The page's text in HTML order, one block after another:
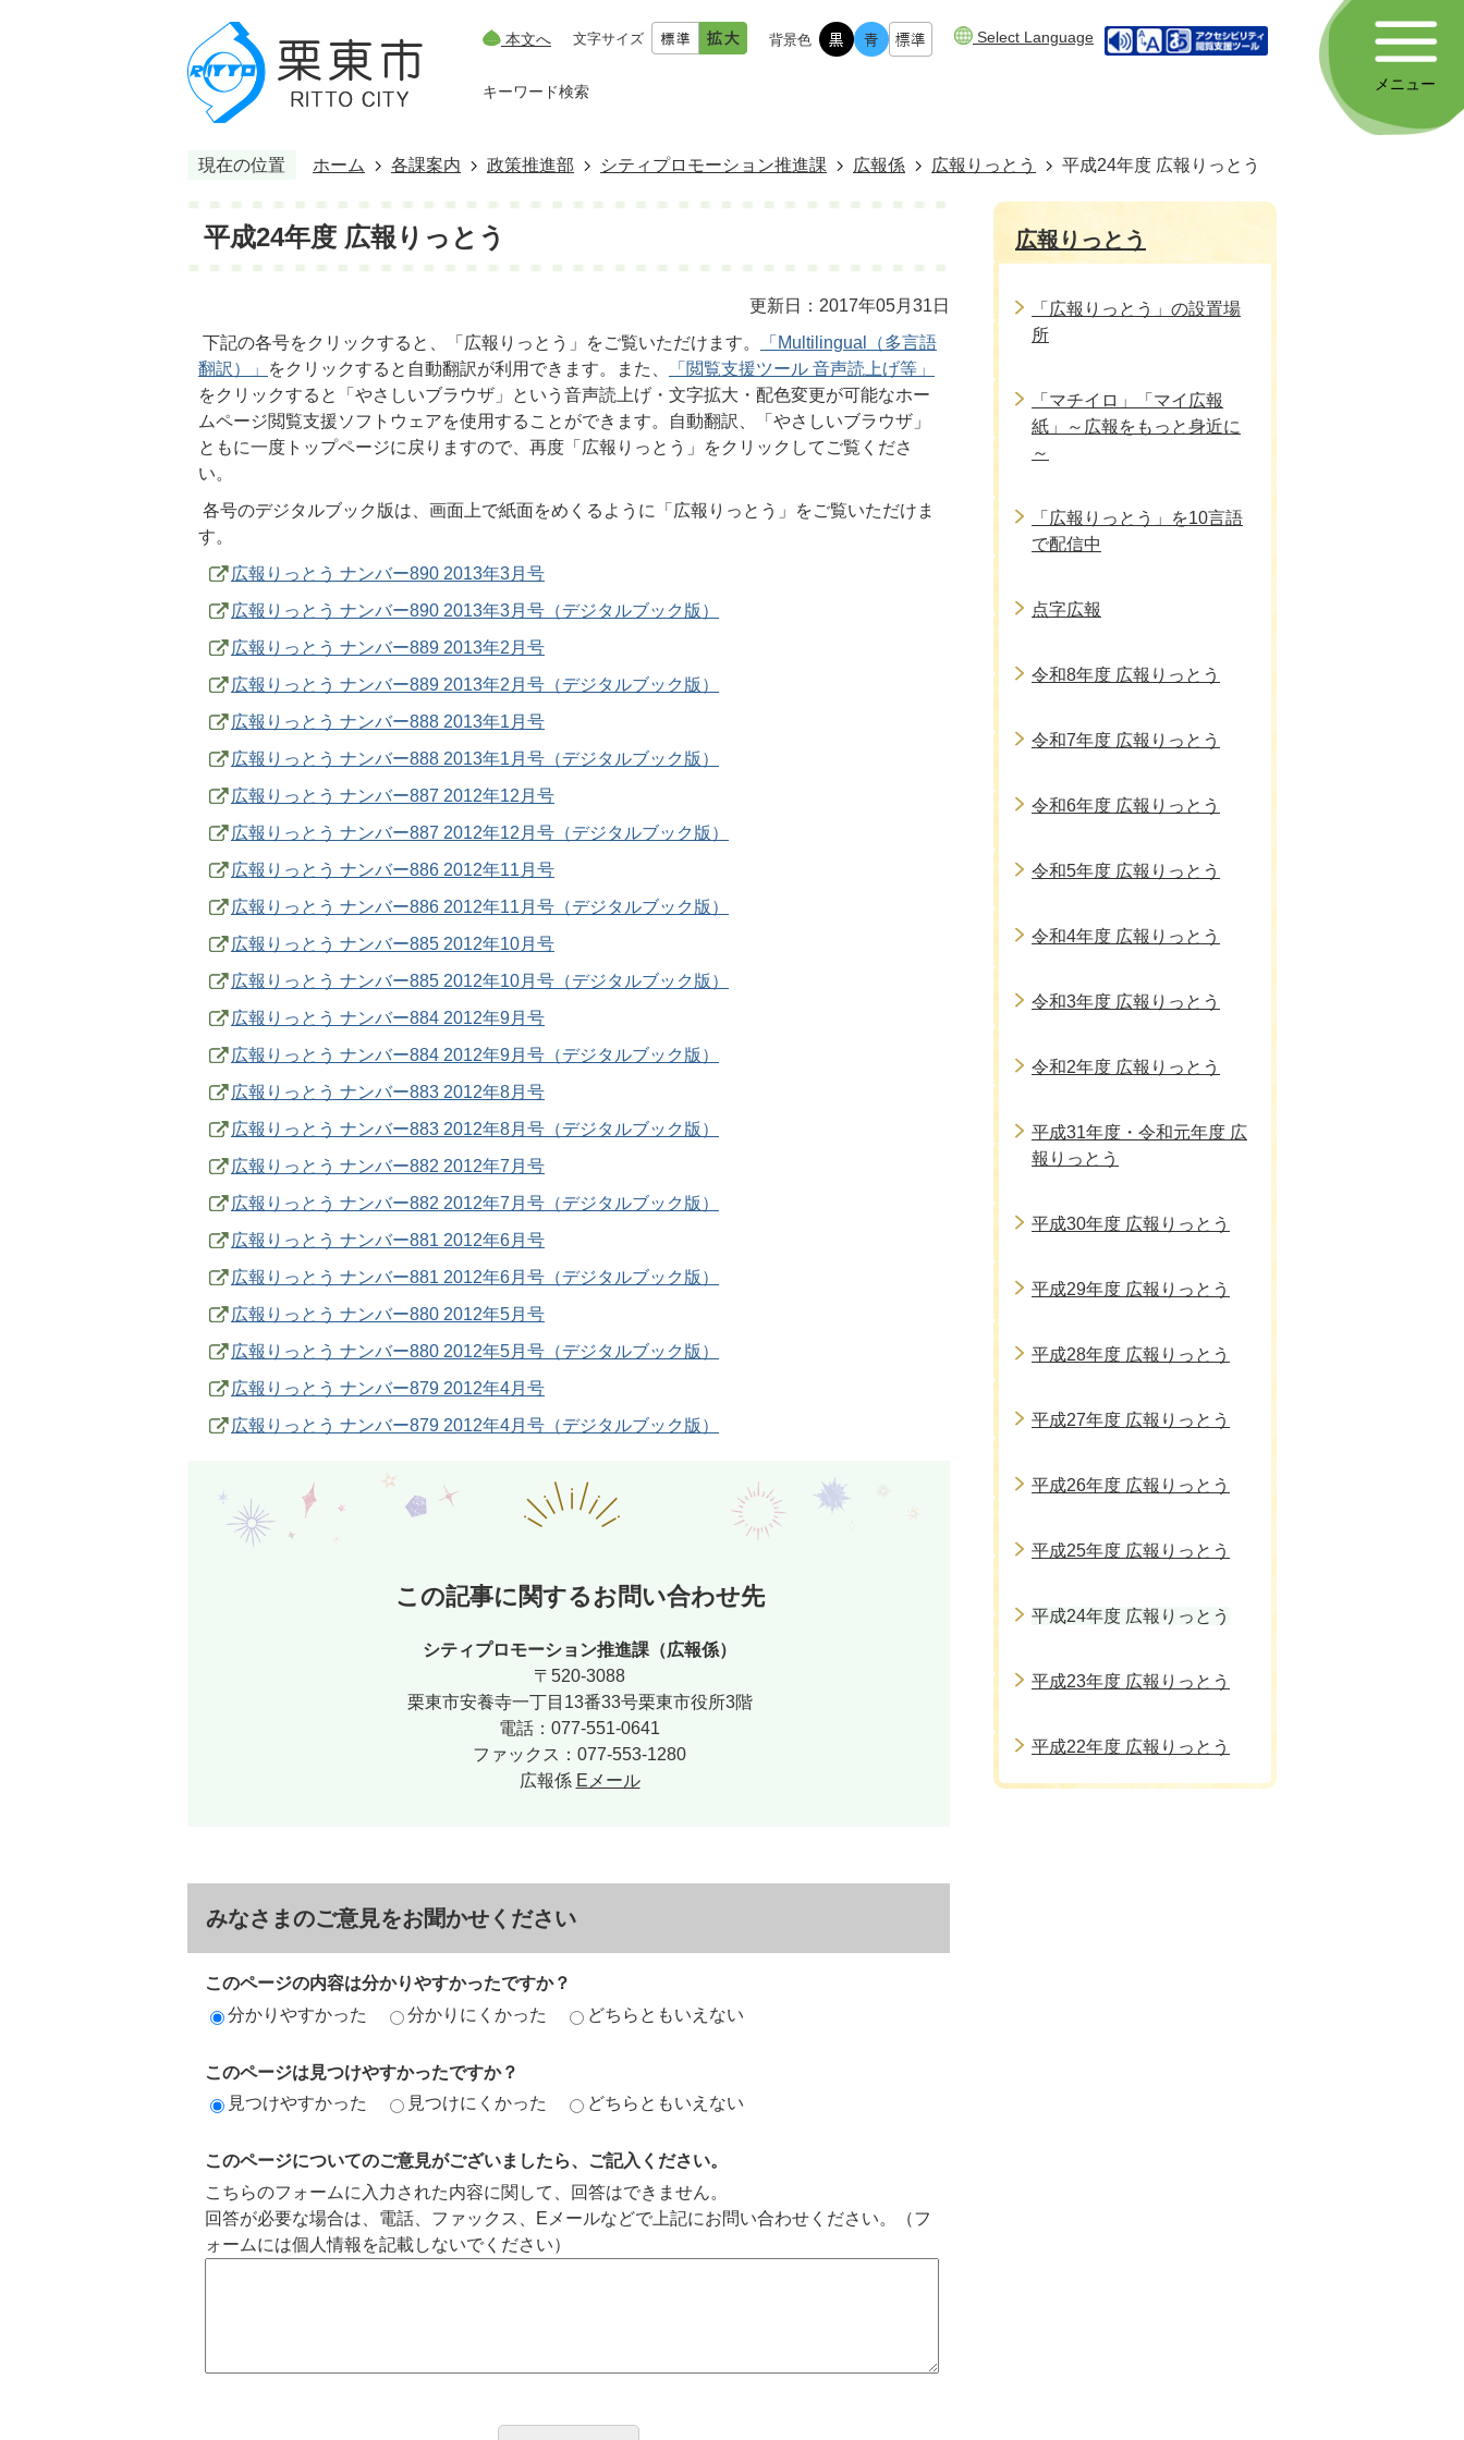
本文へ 文字サイズ 背景色 Select Language
キーワード検索 メニュー
現在の位置 ホーム 各課案内 政策推進部 シティプロモーション推進課 広報係 広報りっとう 平成24年度 広報りっとう
平成24年度 広報りっとう
更新日：2017年05月31日
下記の各号をクリックすると、「広報りっとう」をご覧いただけます。
「Multilingual（多言語
翻訳）」
をクリックすると自動翻訳が利用できます。また、
「閲覧支援ツール 音声読上げ等」
をクリックすると「やさしいブラウザ」という音声読上げ・文字拡大・配色変更が可能なホー
ムページ閲覧支援ソフトウェアを使用することができます。自動翻訳、「やさしいブラウザ」
ともに一度トップページに戻りますので、再度「広報りっとう」をクリックしてご覧くださ
い。
各号のデジタルブック版は、画面上で紙面をめくるように「広報りっとう」をご覧いただけま
す。
広報りっとう ナンバー890 2013年3月号
広報りっとう ナンバー890 2013年3月号（デジタルブック版）
広報りっとう ナンバー889 2013年2月号
広報りっとう ナンバー889 2013年2月号（デジタルブック版）
広報りっとう ナンバー888 2013年1月号
広報りっとう ナンバー888 2013年1月号（デジタルブック版）
広報りっとう ナンバー887 2012年12月号
広報りっとう ナンバー887 2012年12月号（デジタルブック版）
広報りっとう ナンバー886 2012年11月号
広報りっとう ナンバー886 2012年11月号（デジタルブック版）
広報りっとう ナンバー885 2012年10月号
広報りっとう ナンバー885 2012年10月号（デジタルブック版）
広報りっとう ナンバー884 2012年9月号
広報りっとう ナンバー884 2012年9月号（デジタルブック版）
広報りっとう ナンバー883 2012年8月号
広報りっとう ナンバー883 2012年8月号（デジタルブック版）
広報りっとう ナンバー882 2012年7月号
広報りっとう ナンバー882 2012年7月号（デジタルブック版）
広報りっとう ナンバー881 2012年6月号
広報りっとう ナンバー881 2012年6月号（デジタルブック版）
広報りっとう ナンバー880 2012年5月号
広報りっとう ナンバー880 2012年5月号（デジタルブック版）
広報りっとう ナンバー879 2012年4月号
広報りっとう ナンバー879 2012年4月号（デジタルブック版）
この記事に関するお問い合わせ先
シティプロモーション推進課（広報係）
〒520-3088
栗東市安養寺一丁目13番33号栗東市役所3階
電話：077-551-0641
ファックス：077-553-1280
広報係 Eメール
みなさまのご意見をお聞かせください
このページの内容は分かりやすかったですか？
分かりやすかった
分かりにくかった どちらともいえない
このページは見つけやすかったですか？
見つけやすかった
見つけにくかった どちらともいえない
このページについてのご意見がございましたら、ご記入ください。
こちらのフォームに入力された内容に関して、回答はできません。
回答が必要な場合は、電話、ファックス、Eメールなどで上記にお問い合わせください。（フ
ォームには個人情報を記載しないでください）
広報りっとう
「広報りっとう」の設置場
所
「マチイロ」「マイ広報
紙」～広報をもっと身近に
～
「広報りっとう」を10言語
で配信中
点字広報
令和8年度 広報りっとう
令和7年度 広報りっとう
令和6年度 広報りっとう
令和5年度 広報りっとう
令和4年度 広報りっとう
令和3年度 広報りっとう
令和2年度 広報りっとう
平成31年度・令和元年度 広
報りっとう
平成30年度 広報りっとう
平成29年度 広報りっとう
平成28年度 広報りっとう
平成27年度 広報りっとう
平成26年度 広報りっとう
平成25年度 広報りっとう
平成24年度 広報りっとう
平成23年度 広報りっとう
平成22年度 広報りっとう